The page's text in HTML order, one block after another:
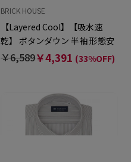
BRICK HOUSE
【Layered Cool】【吸水速
乾】 ボタンダウン 半袖 形態安
定 ワイシャツ
￥6,589￥4,391 (33%OFF)